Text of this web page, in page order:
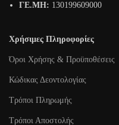
ΓΕ.ΜΗ: 130199609000
Χρήσιμες Πληροφορίες
Όροι Χρήσης & Προϋποθέσεις
Κώδικας Δεοντολογίας
Τρόποι Πληρωμής
Τρόποι Αποστολής